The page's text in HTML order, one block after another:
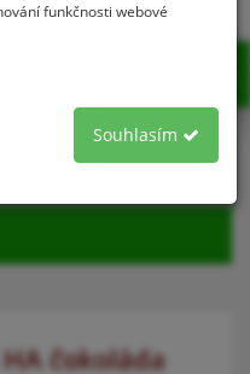
HA čokoláda
funkčnosti webové
Souhlasím